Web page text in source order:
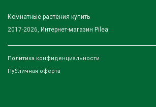
Комнатные растения купить
2017-2026, Интернет-магазин Pilea
Политика конфиденциальности
Публичная оферта